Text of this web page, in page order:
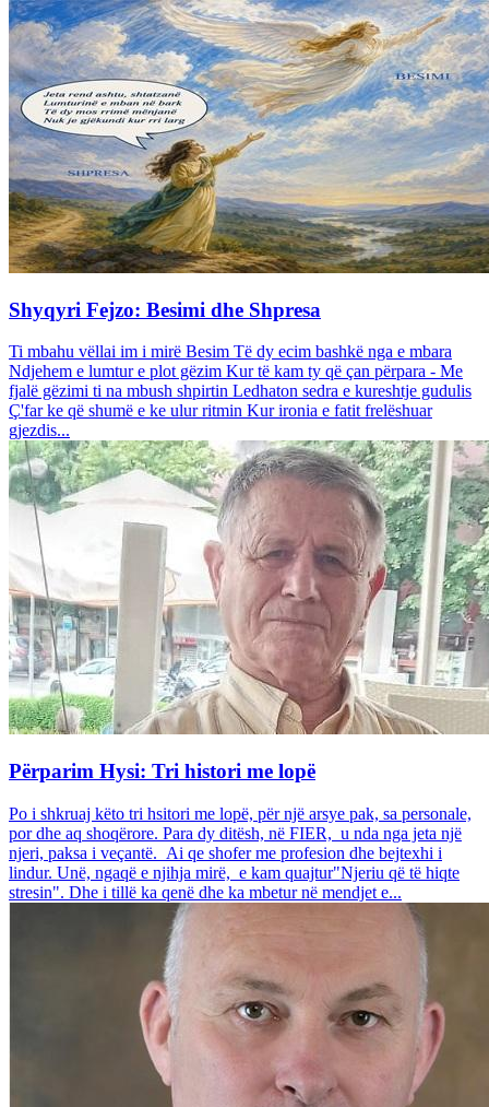
Shyqyri Fejzo: Besimi dhe Shpresa
Ti mbahu vëllai im i mirë Besim Të dy ecim bashkë nga e mbara
Ndjehem e lumtur e plot gëzim Kur të kam ty që çan përpara - Me
fjalë gëzimi ti na mbush shpirtin Ledhaton sedra e kureshtje gudulis
Ç'far ke që shumë e ke ulur ritmin Kur ironia e fatit frelëshuar
gjezdis...
Përparim Hysi: Tri histori me lopë
Po i shkruaj këto tri hsitori me lopë, për një arsye pak, sa personale,
por dhe aq shoqërore. Para dy ditësh, në FIER, u nda nga jeta një
njeri, paksa i veçantë. Ai qe shofer me profesion dhe bejtexhi i
lindur. Unë, ngaqë e njihja mirë, e kam quajtur"Njeriu që të hiqte
stresin". Dhe i tillë ka qenë dhe ka mbetur në mendjet e...